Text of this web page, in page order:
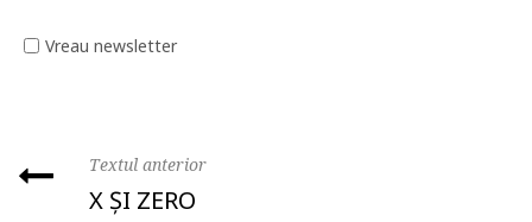
Vreau newsletter
Textul anterior
X ȘI ZERO